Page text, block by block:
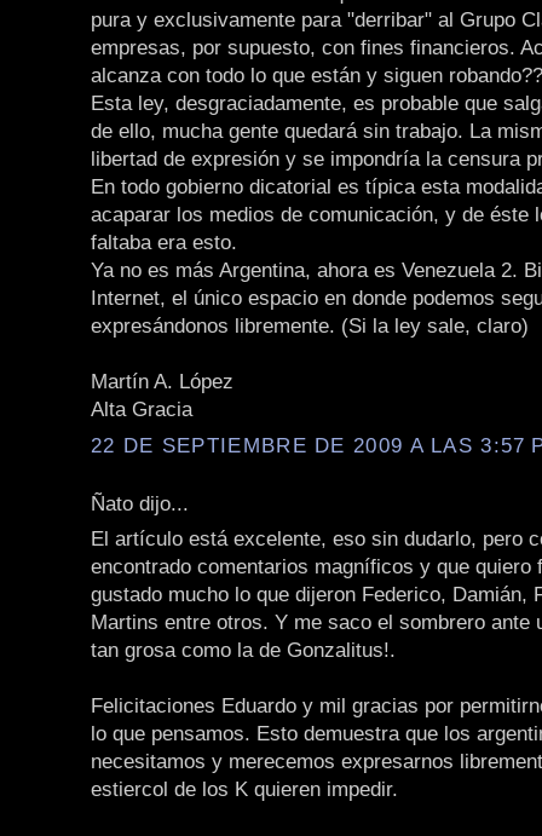
pura y exclusivamente para "derribar" al Grupo
empresas, por supuesto, con fines financieros.
alcanza con todo lo que están y siguen
Esta ley, desgraciadamente, es probable que
de ello, mucha gente quedará sin trabajo. La
libertad de expresión y se impondría la censura
En todo gobierno dicatorial es típica esta
acaparar los medios de comunicación, y de éste
faltaba era esto.
Ya no es más Argentina, ahora es Venezuela 2.
Internet, el único espacio en donde podemos
expresándonos libremente. (Si la ley sale, claro)
Martín A. López
Alta Gracia
22 DE SEPTIEMBRE DE 2009 A LAS 3:57
Ñato dijo...
El artículo está excelente, eso sin dudarlo, pero
encontrado comentarios magníficos y que quiero
gustado mucho lo que dijeron Federico, Damián,
Martins entre otros. Y me saco el sombrero ante
tan grosa como la de Gonzalitus!.
Felicitaciones Eduardo y mil gracias por
lo que pensamos. Esto demuestra que los
necesitamos y merecemos expresarnos
estiercol de los K quieren impedir.